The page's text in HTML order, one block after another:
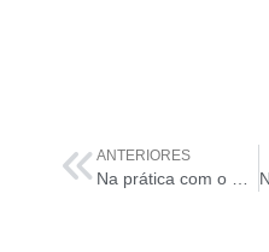
ANTERIORES